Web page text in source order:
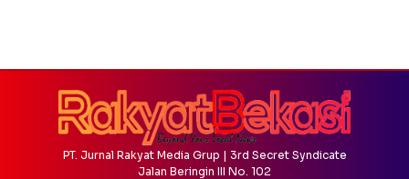
PT. Jurnal Rakyat Media Grup | 3rd Secret Syndicate
Jalan Beringin III No. 102